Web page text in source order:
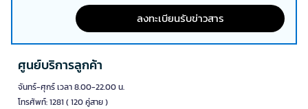
ลงทะเบียนรับข่าวสาร
ศูนย์บริการลูกค้า
จันทร์-ศุกร์ เวลา 8.00-22.00 น.
โทรศัพท์: 1281 ( 120 คู่สาย )